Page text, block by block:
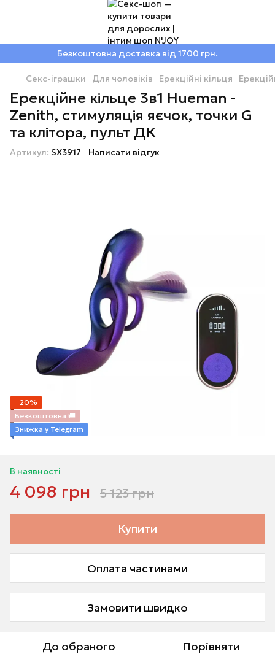
Безкоштовна доставка від 1700 грн.
Секс-іграшки Для чоловіків Ерекційні кільця
Ерекційне кільце 3в1 Hueman -
Zenith, стимуляція яєчок, точки G
та клітора, пульт ДК
Артикул: SX3917 Написати відгук
−20%
Безкоштовна 🚚
Знижка у Telegram
В наявності
4 098 грн 5 123 грн
Купити
Оплата частинами
Замовити швидко
До обраного Порівняти